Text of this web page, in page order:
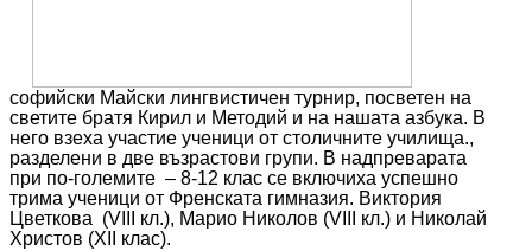
софийски Майски лингвистичен турнир, посветен на
светите братя Кирил и Методий и на нашата азбука. В
него взеха участие ученици от столичните училища.,
разделени в две възрастови групи. В надпреварата
при по-големите – 8-12 клас се включиха успешно
трима ученици от Френската гимназия. Виктория
Цветкова (VIII кл.), Марио Николов (VIII
кл.) и Николай
Христов (XII
клас).